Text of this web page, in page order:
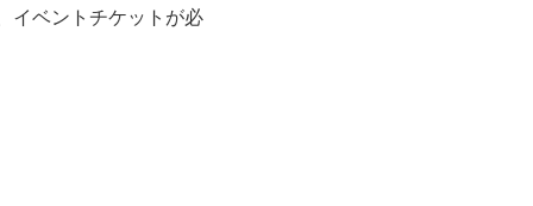
イベントチケットが必